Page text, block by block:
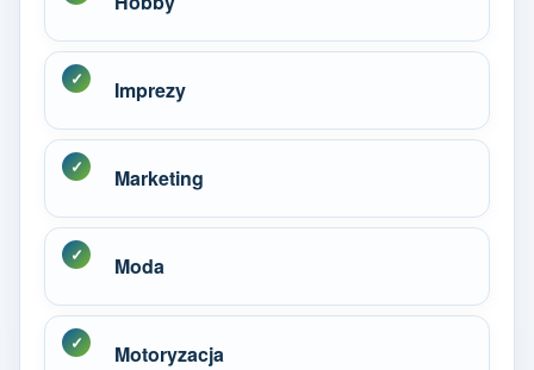
Imprezy
Marketing
Moda
Motoryzacja